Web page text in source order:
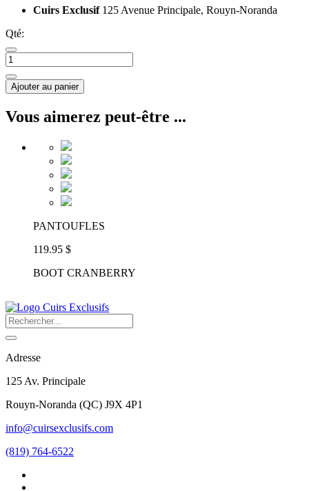
Cuirs Exclusif 125 Avenue Principale, Rouyn-Noranda
Qté:
Ajouter au panier
Vous aimerez peut-être ...
PANTOUFLES
119.95 $
BOOT CRANBERRY
Adresse
125 Av. Principale
Rouyn-Noranda (QC) J9X 4P1
info@cuirsexclusifs.com
(819) 764-6522